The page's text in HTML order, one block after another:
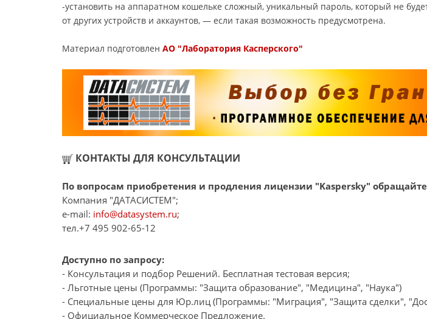
-установить на аппаратном кошельке сложный, уникальный пароль, который не
от других устройств и аккаунтов, — если такая возможность предусмотрена.
Материал подготовлен АО "Лаборатория Касперского"
КОНТАКТЫ ДЛЯ КОНСУЛЬТАЦИИ
По вопросам приобретения и продления лицензии "Kaspersky"
Компания "ДАТАСИСТЕМ";
e-mail: info@datasystem.ru;
тел.+7 495 902-65-12
Доступно по запросу:
- Консультация и подбор Решений. Бесплатная тестовая версия;
- Льготные цены (Программы: "Защита образование", "Медицина", "Наука")
- Специальные цены для Юр.лиц (Программы: "Миграция", "Защита сделки",
- Официальное Коммерческое Предложение.